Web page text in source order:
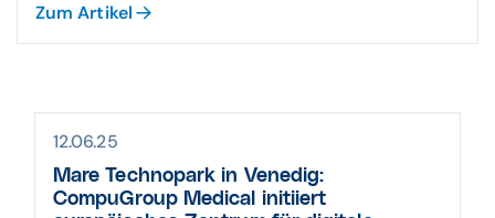
Zum Artikel
12.06.25
Mare Technopark in Venedig:
CompuGroup Medical initiiert